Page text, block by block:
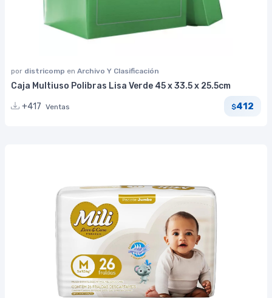
por districomp en Archivo Y Clasificación
Caja Multiuso Polibras Lisa Verde 45 x 33.5 x 25.5cm
+417 Ventas $412